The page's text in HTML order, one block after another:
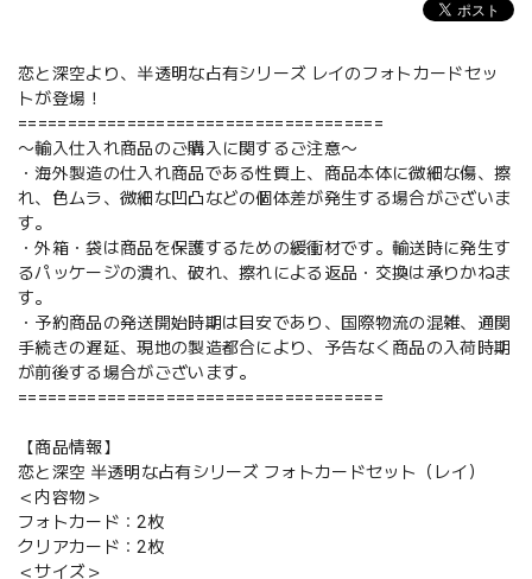
恋と深空より、半透明な占有シリーズ レイのフォトカードセッ
トが登場！
=====================================
〜輸入仕入れ商品のご購入に関するご注意〜
・海外製造の仕入れ商品である性質上、商品本体に微細な傷、擦
れ、色ムラ、微細な凹凸などの個体差が発生する場合がございま
す。
・外箱・袋は商品を保護するための緩衝材です。輸送時に発生す
るパッケージの潰れ、破れ、擦れによる返品・交換は承りかねま
す。
・予約商品の発送開始時期は目安であり、国際物流の混雑、通関
手続きの遅延、現地の製造都合により、予告なく商品の入荷時期
が前後する場合がございます。
=====================================
【商品情報】
恋と深空 半透明な占有シリーズ フォトカードセット（レイ）
＜内容物＞
フォトカード：2枚
クリアカード：2枚
＜サイズ＞